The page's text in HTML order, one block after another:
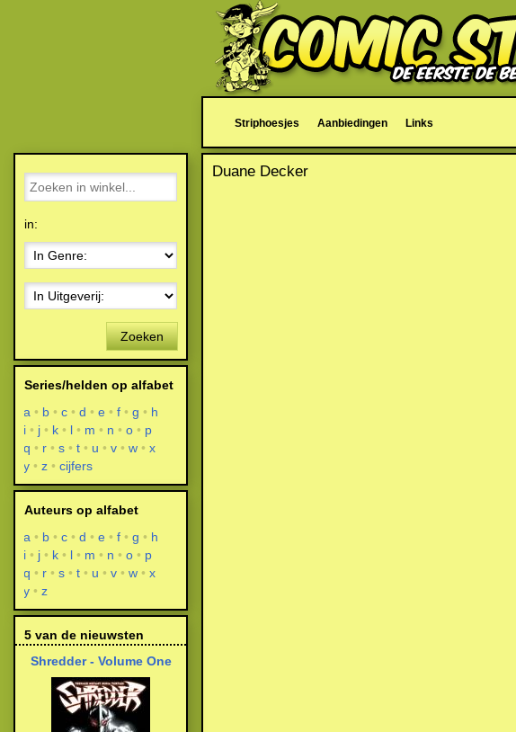
Striphoesjes Aanbiedingen Links
Duane Decker
in:
Zoeken
Series/helden op alfabet
a
b c d e f g
h
i
j k l m n o
p
q
r s t u v w
x
y
z cijfers
Auteurs op alfabet
a
b c d e f g
h
i
j k l m n o
p
q
r s t u v w
x
y
z
5 van de nieuwsten
Shredder - Volume One